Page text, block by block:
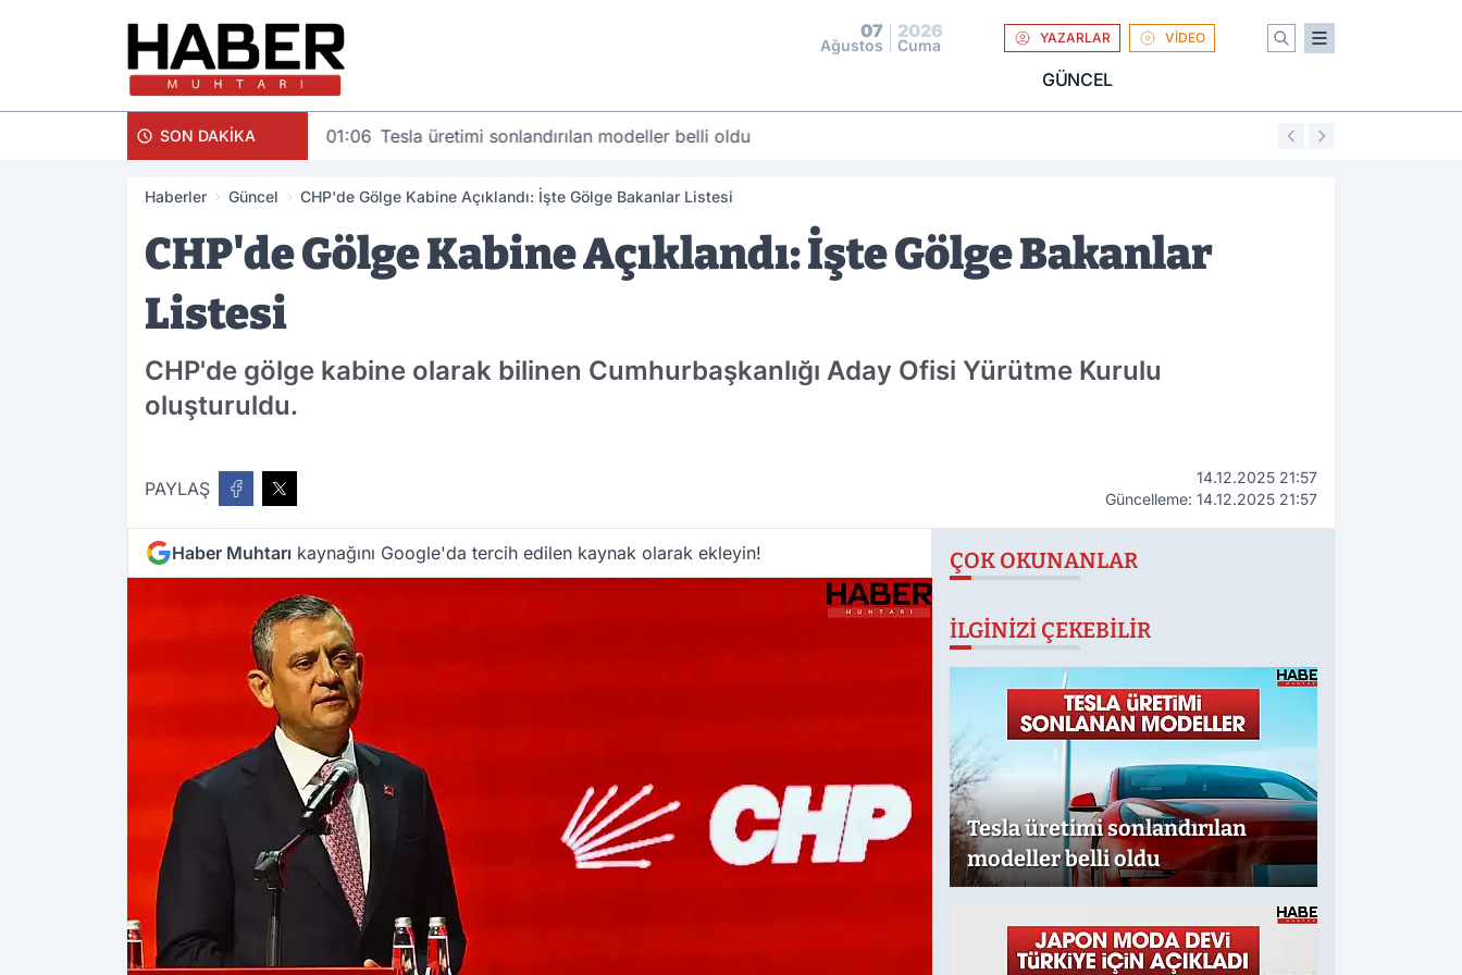
07
Ağustos
2026
Cuma YAZARLAR VİDEO
GÜNCEL
SON DAKİKA 01:06 Tesla üretimi sonlandırılan modeller belli oldu 01:04
Haberler Güncel CHP'de Gölge Kabine Açıklandı: İşte Gölge Bakanlar Listesi
CHP'de Gölge Kabine Açıklandı: İşte Gölge Bakanlar
Listesi
CHP'de gölge kabine olarak bilinen Cumhurbaşkanlığı Aday Ofisi Yürütme Kurulu
oluşturuldu.
PAYLAŞ
14.12.2025 21:57
Güncelleme: 14.12.2025 21:57
Haber Muhtarı kaynağını Google'da tercih edilen kaynak olarak ekleyin! ÇOK OKUNANLAR
İLGINIZI ÇEKEBILIR
Tesla üretimi sonlandırılan
modeller belli oldu